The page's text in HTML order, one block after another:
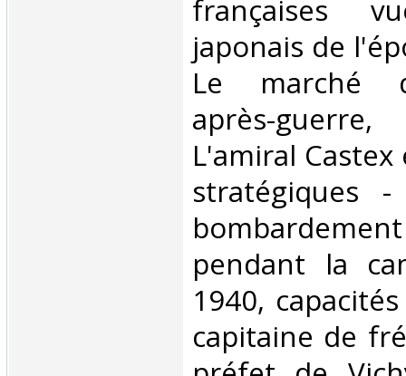
françaises
japonais de
Le marché
après-
L'amiral
stratégiques
pendant la
1940,
capitaine de